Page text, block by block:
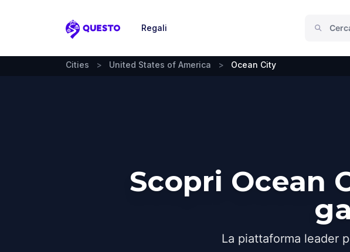
Questo
Regali
Cities > United States of America > Ocean City
Scopri Ocean
La piattaforma leader